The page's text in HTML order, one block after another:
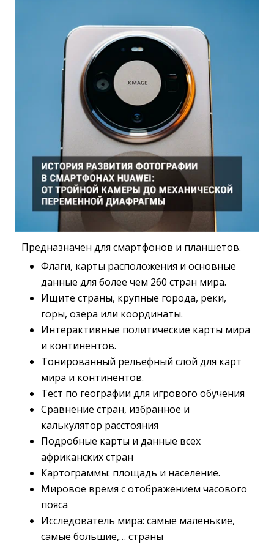
Предназначен для смартфонов и планшетов.
Флаги, карты расположения и основные
данные для более чем 260 стран мира.
Ищите страны, крупные города, реки,
горы, озера или координаты.
Интерактивные политические карты мира
и континентов.
Тонированный рельефный слой для карт
мира и континентов.
Тест по географии для игрового обучения
Сравнение стран, избранное и
калькулятор расстояния
Подробные карты и данные всех
африканских стран
Картограммы: площадь и население.
Мировое время с отображением часового
пояса
Исследователь мира: самые маленькие,
самые большие,… страны